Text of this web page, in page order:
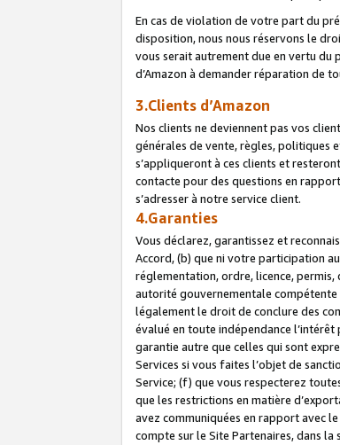
En cas de violation de votre part du
disposition, nous nous réservons le
vous serait autrement due en vertu du
d’Amazon à demander réparation de
3.Clients d’Amazon
Nos clients ne deviennent pas vos
générales de vente, règles, politiques
s’appliqueront à ces clients et
contacte pour des questions en
s’adresser à notre service client.
4.Garanties
Vous déclarez, garantissez et
Accord, (b) que ni votre participation
réglementation, ordre, licence, permis,
autorité gouvernementale compétente
légalement le droit de conclure des
évalué en toute indépendance
garantie autre que celles qui sont
Services si vous faites l’objet de
Service; (f) que vous respecterez
que les restrictions en matière
avez communiquées en rapport avec
compte sur le Site Partenaires, dans la